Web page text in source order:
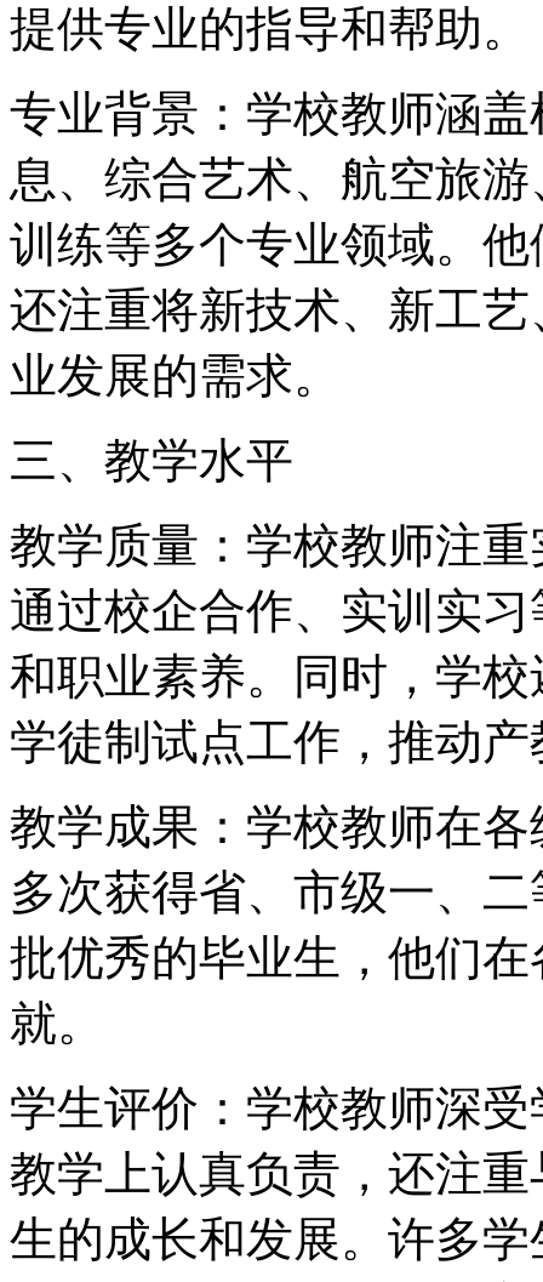
提供专业的指导和帮助。
专业背景：学校教师涵
息、综合艺术、航空旅
训练等多个专业领域。
还注重将新技术、新工
业发展的需求。
三、教学水平
教学质量：学校教师注
通过校企合作、实训实
和职业素养。同时，学
学徒制试点工作，推动
教学成果：学校教师在
多次获得省、市级一、
批优秀的毕业生，他们
就。
学生评价：学校教师深
教学上认真负责，还注
生的成长和发展。许多